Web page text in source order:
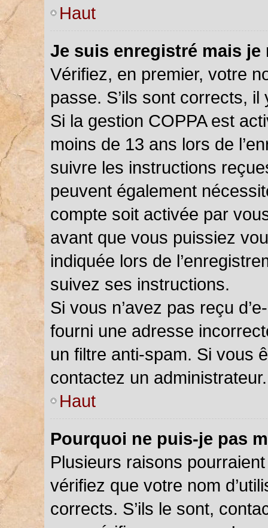
Haut
Je suis enregistré mais
Vérifiez, en premier, votre
passe. S’ils sont corrects,
Si la gestion COPPA est
moins de 13 ans lors de
suivre les instructions
peuvent également
compte soit activée par
avant que vous puissiez
indiquée lors de
suivez ses instructions.
Si vous n’avez pas reçu
fourni une adresse
un filtre anti-spam. Si vous
contactez un administrateur.
Haut
Pourquoi ne puis-je pas
Plusieurs raisons
vérifiez que votre nom
corrects. S’ils le sont,